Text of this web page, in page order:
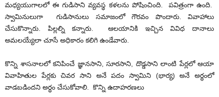
మధ్యయుగాలలో ఈ గుడిసాని వ్యవస్థ కళలను పోషించింది. పవిత్రంగా ఉంది.
స్వామినులుగా గుడిసానులు సమాజంలో గౌరవం పొందారు. వివాహాలు
చేసుకొన్నారు. పిల్లల్ని కన్నారు. ఆలయానికి ఇచ్చిన వివిధ దానాలు
అమలయ్యేలా చూసే అధికారం కలిగి ఉండేవారు.
కొన్ని శాసనాలలో కనిపించే జ్ఞానసాని, సూరసాని, దొడ్డసాని లాంటి పేర్లలో ఆయా
వివాహితుల పేర్లకు చివర సాని అనే పదం స్వామిని (భార్య) అనే అర్ధంలో
వాడబడిందని అర్ధం చేసుకోవాలి. కొన్ని ఉదాహరణలు